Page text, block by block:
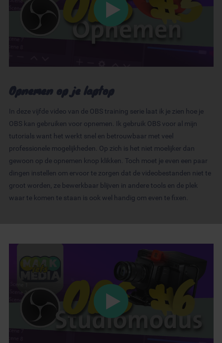
Opnemen op je laptop
In deze vijfde video van de OBS training serie laat ik je zien hoe je
OBS kan gebruiken voor opnemen. Ik gebruik OBS voor al mijn
tutorials want het werkt snel en betrouwbaar met veel
professionele mogelijkheden. Op zich is het niet moelijker dan
gewoon op de opnemen knop klikken. Toch moet je even een paar
dingen instellen om ervoor te zorgen dat de videobestanden niet te
groot worden, ze bewerkbaar blijven in andere tools en de plek
waar te komen te staan is ook wel handig om even te fixen.